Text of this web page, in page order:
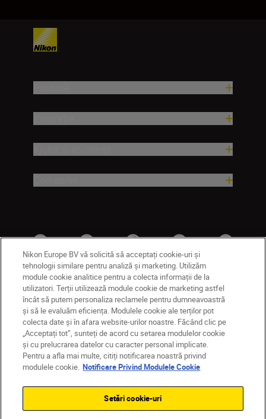
MD Nikon Sites
Contactaţi-ne
Politică de confidențialitate
Termeni de utilizare
Notificare privind modulele cookie
Setări cookie
© 2026 Nikon
Back to top
Nikon Europe BV vă solicită să acceptați cookie-uri și
tehnologii similare pentru analiză și marketing. Utilizăm
module cookie analitice pentru a colecta informații de la
utilizatori. Terții utilizează module cookie de marketing astfel
încât să putem personaliza reclamele pentru dumneavoastră
și să le evaluăm eficiența. Modulele cookie ale terților pot
colecta date și în afara website-urilor noastre. Făcând clic pe
„Acceptați tot”, sunteți de acord cu setarea modulelor cookie
și cu prelucrarea datelor cu caracter personal implicate.
Pentru a afla mai multe, citiți notificarea noastră privind
modulele cookie. Notificare Privind Modulele Cookie
Setări cookie-uri